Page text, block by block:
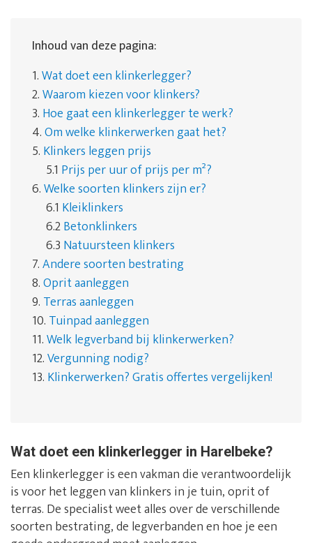
Inhoud van deze pagina:
1.Wat doet een klinkerlegger?
2.Waarom kiezen voor klinkers?
3. Hoe gaat een klinkerlegger te werk?
4.Om welke klinkerwerken gaat het?
5. Klinkers leggen prijs
5.1 Prijs per uur of prijs per m²?
6.Welke soorten klinkers zijn er?
6.1 Kleiklinkers
6.2Betonklinkers
6.3 Natuursteen klinkers
7.Andere soorten bestrating
8.Oprit aanleggen
9. Terras aanleggen
10. Tuinpad aanleggen
11.Welk legverband bij klinkerwerken?
12.Vergunning nodig?
13. Klinkerwerken? Gratis offertes vergelijken!
Wat doet een klinkerlegger in Harelbeke?
Een klinkerlegger is een vakman die verantwoordelijk
is voor het leggen van klinkers in je tuin, oprit of
terras. De specialist weet alles over de verschillende
soorten bestrating, de legverbanden en hoe je een